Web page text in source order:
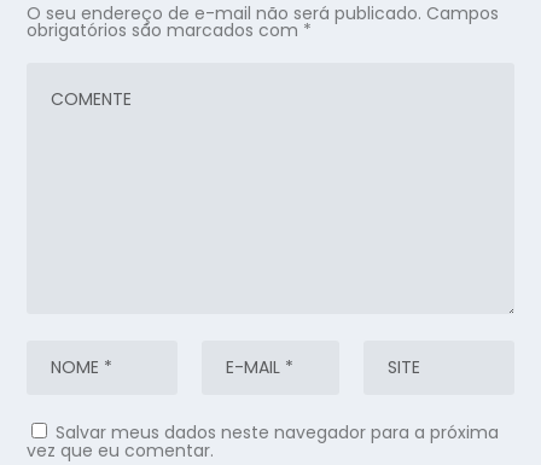
O seu endereço de e-mail não será publicado. Campos
obrigatórios são marcados com *
Salvar meus dados neste navegador para a próxima
vez que eu comentar.